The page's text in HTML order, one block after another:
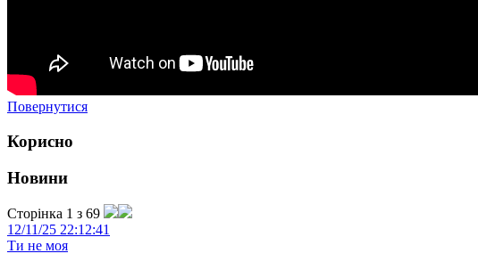
Повернутися
Корисно
Новини
Сторінка 1 з 69
12/11/25 22:12:41
Ти не моя